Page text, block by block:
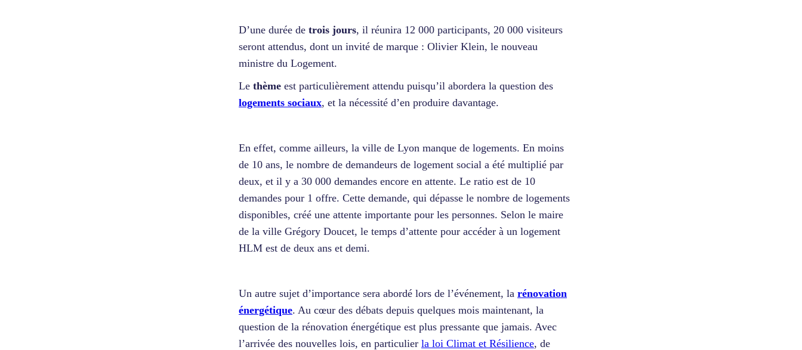
D’une durée de trois jours, il réunira 12 000 participants, 20 000 visiteurs
seront attendus, dont un invité de marque : Olivier Klein, le nouveau
ministre du Logement.
Le thème est particulièrement attendu puisqu’il abordera la question des
logements sociaux, et la nécessité d’en produire davantage.
En effet, comme ailleurs, la ville de Lyon manque de logements. En moins
de 10 ans, le nombre de demandeurs de logement social a été multiplié par
deux, et il y a 30 000 demandes encore en attente. Le ratio est de 10
demandes pour 1 offre. Cette demande, qui dépasse le nombre de logements
disponibles, créé une attente importante pour les personnes. Selon le maire
de la ville Grégory Doucet, le temps d’attente pour accéder à un logement
HLM est de deux ans et demi.
Un autre sujet d’importance sera abordé lors de l’événement, la rénovation
énergétique. Au cœur des débats depuis quelques mois maintenant, la
question de la rénovation énergétique est plus pressante que jamais. Avec
l’arrivée des nouvelles lois, en particulier la loi Climat et Résilience, de